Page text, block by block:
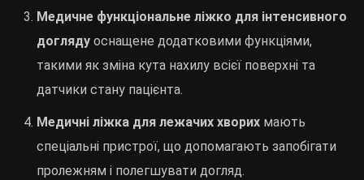
Медичне функціональне ліжко для інтенсивного
догляду оснащене додатковими функціями,
такими як зміна кута нахилу всієї поверхні та
датчики стану пацієнта.
Медичні ліжка для лежачих хворих мають
спеціальні пристрої, що допомагають запобігати
пролежням і полегшувати догляд.